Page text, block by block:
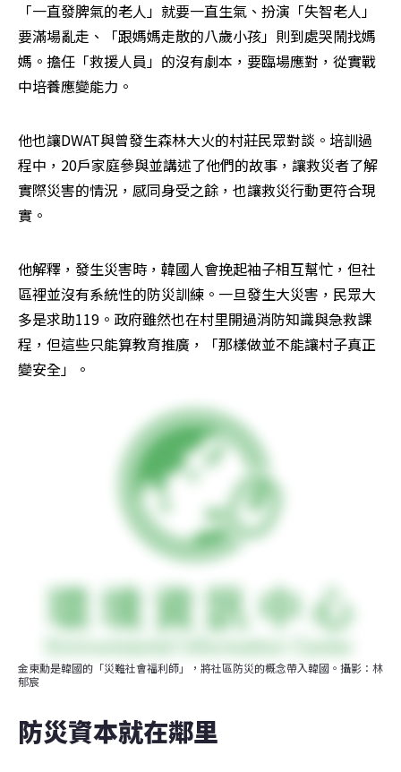
「一直發脾氣的老人」就要一直生氣、扮演「失智老人」
要滿場亂走、「跟媽媽走散的八歲小孩」則到處哭鬧找媽
媽。擔任「救援人員」的沒有劇本，要臨場應對，從實戰
中培養應變能力。
他也讓DWAT與曾發生森林大火的村莊民眾對談。培訓過
程中，20戶家庭參與並講述了他們的故事，讓救災者了解
實際災害的情況，感同身受之餘，也讓救災行動更符合現
實。
他解釋，發生災害時，韓國人會挽起袖子相互幫忙，但社
區裡並沒有系統性的防災訓練。一旦發生大災害，民眾大
多是求助119。政府雖然也在村里開過消防知識與急救課
程，但這些只能算教育推廣，「那樣做並不能讓村子真正
變安全」。
金東勳是韓國的「災難社會福利師」，將社區防災的概念帶入韓國。攝影：林
郁宸
防災資本就在鄰里